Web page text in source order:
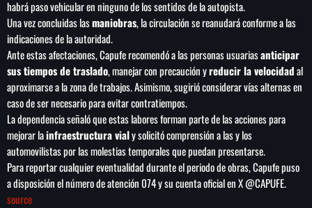
de FIFA
habrá paso vehicular en ninguno de los sentidos de la autopista.
Una vez concluidas lasmaniobras, la circulación se reanudará conforme a las
indicaciones de la autoridad.
Ante estas afectaciones, Capufe recomendó a las personas usuariasanticipar
sus tiempos de traslado, manejar con precaución yreducir la velocidadal
aproximarse a la zona de trabajos. Asimismo, sugirió considerar vías alternas en
caso de ser necesario para evitar contratiempos.
La dependencia señaló que estas labores forman parte de las acciones para
mejorar lainfraestructura vialy solicitó comprensión a las y los
automovilistas por las molestias temporales que puedan presentarse.
Para reportar cualquier eventualidad durante el periodo de obras, Capufe puso
a disposición el número de atención 074 y su cuenta oficial en X @CAPUFE.
source